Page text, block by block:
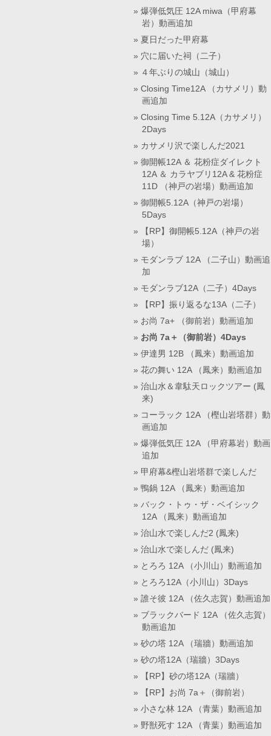
爆弾低気圧 12A miwa（甲府幕
岩）動画追加
夏日だった甲府幕
穴に届いた祠（二子）
４年ぶりの城山（城山）
Closing Time12A （カサメリ）動
画追加
Closing Time 5.12A（カサメリ）
2Days
カサメリ沢で楽しんだ2021
御開帳12A ＆ 花粉症ダイレクト
12A ＆ カラヤブリ12A & 花粉症
11D （神戸の岩場）動画追加
御開帳5.12A（神戸の岩場）
5Days
【RP】御開帳5.12A（神戸の岩
場）
モダンラブ 12A （二子山）動画追
加
モダンラブ12A（二子）4Days
【RP】振り返るな13A（二子）
お尚 7a+ （御前岩）動画追加
お尚 7a＋（御前岩）4Days
伊達男 12B （鳳来）動画追加
花の舞い 12A （鳳来）動画追加
治山水＆韋駄天ロックツアー (鳳
来)
コーラック 12A （樫山岩塔群）動
画追加
爆弾低気圧 12A （甲府幕岩）動画
追加
甲府幕&樫山岩塔群で楽しんだ
鴨鍋 12A （鳳来）動画追加
バック・トゥ・ザ・ベイシック
12A （鳳来）動画追加
治山水で楽しんだ2 (鳳来)
治山水で楽しんだ (鳳来)
とろろ 12A （小川山）動画追加
とろろ12A（小川山）3Days
誰そ彼 12A （佐久志賀）動画追加
ブラックバード 12A （佐久志賀）
動画追加
砂の塔 12A （瑞牆）動画追加
砂の塔12A（瑞牆）3Days
【RP】砂の塔12A（瑞牆）
【RP】お尚 7a＋（御前岩）
小さな林 12A （青葉）動画追加
野獣死す 12A （青葉）動画追加